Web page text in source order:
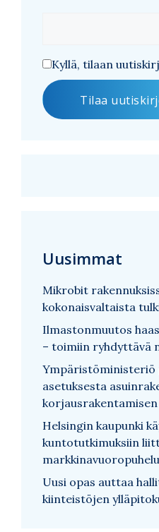
Kyllä, tilaan
Uusimmat
Mikrobit
kokonaisvaltaista
Ilmastonmuutos
– toimiin ryhdyttävä
Ympäristöministeriö
asetuksesta
korjausrakentamisen
Helsingin kaupunki
kuntotutkimuksiin
Uusi opas auttaa
kiinteistöjen